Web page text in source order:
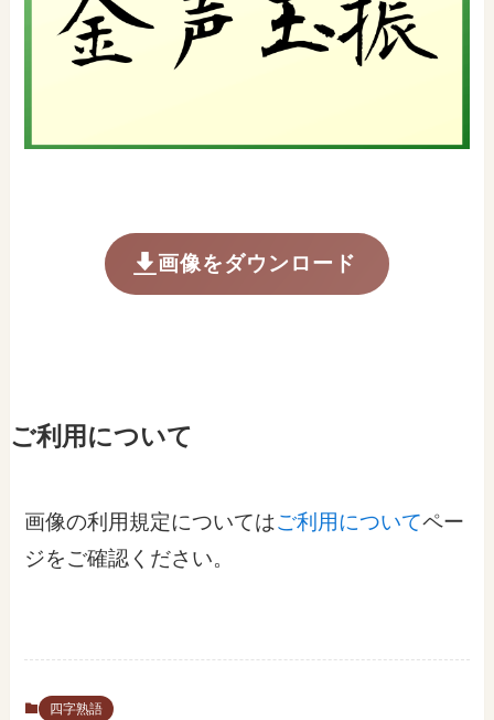
画像をダウンロード
ご利用について
画像の利用規定についてはご利用についてペー
ジをご確認ください。
四字熟語